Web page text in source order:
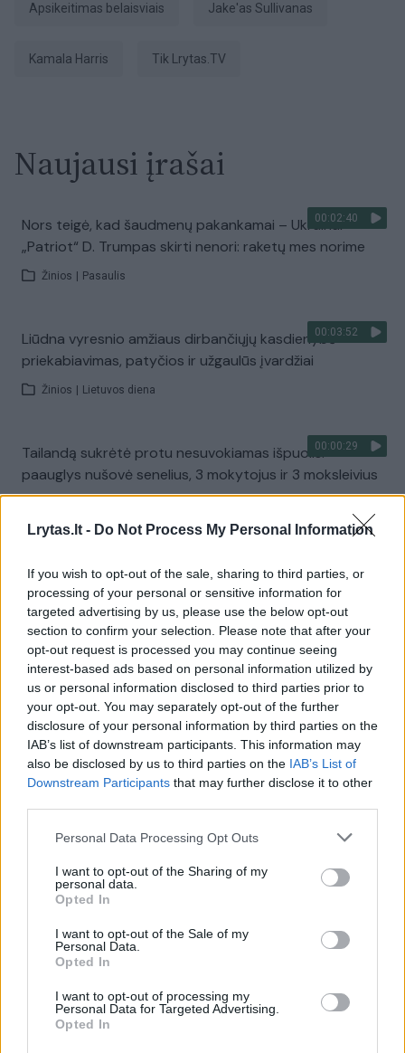
Lrytas.lt - Do Not Process My Personal Information
If you wish to opt-out of the sale, sharing to third parties, or
processing of your personal or sensitive information for
targeted advertising by us, please use the below opt-out
section to confirm your selection. Please note that after your
opt-out request is processed you may continue seeing
interest-based ads based on personal information utilized by
us or personal information disclosed to third parties prior to
your opt-out. You may separately opt-out of the further
disclosure of your personal information by third parties on the
IAB’s list of downstream participants. This information may
also be disclosed by us to third parties on the IAB’s List of
Downstream Participants that may further disclose it to other
Personal Data Processing Opt Outs
I want to opt-out of the Sharing of my
personal data.
Opted In
I want to opt-out of the Sale of my
Personal Data.
Opted In
I want to opt-out of processing my
Personal Data for Targeted Advertising.
Opted In
apsikeitimas belaisviais Jake'as Sullivanas
Kamala Harris tik Lrytas.TV
Naujausi įrašai
00:02:40
Nors teigė, kad šaudmenų pakankamai – Ukrainai
„Patriot“ D. Trumpas skirti nenori: raketų mes norime
Žinios Pasaulis
00:03:52
Liūdna vyresnio amžiaus dirbančiųjų kasdienybė –
priekabiavimas, patyčios ir užgaulūs įvardžiai
Žinios Lietuvos diena
00:00:29
Tailandą sukrėtė protu nesuvokiamas išpuolis:
paauglys nušovė senelius, 3 mokytojus ir 3 moksleivius
Aukštaitijos pučiamųjų orkestras Nyderlanduose
apgynė čempionų vardą
Žinios Lietuvos diena
Visi įrašai
Žiūrimiausi įrašai
Vaizdai iš tragiškos avarijos Vilniaus r.: dviejų moterų ir
vaiko gyvybių išgelbėti nepavyko
Žinios | Lietuvos diena
00:00:57
Savaitės vidurys nusimato karštas: temperatūra kils iki
32 laipsnių šilumos
Žinios | Orai